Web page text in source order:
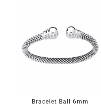
Bracelet Ball 6mm